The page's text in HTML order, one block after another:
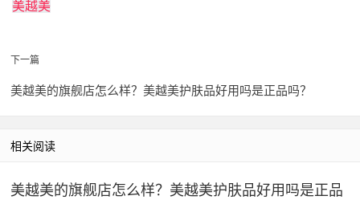
美越美
下一篇
美越美的旗舰店怎么样？美越美护肤品好用吗是正品吗？
相关阅读
美越美的旗舰店怎么样？美越美护肤品好用吗是正品